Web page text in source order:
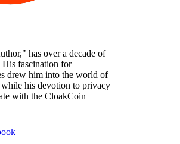
has over a decade of
His fascination for
drew him into the world of
his devotion to privacy
with the CloakCoin